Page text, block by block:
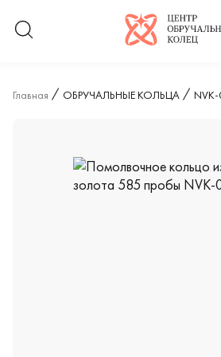
Логотип компании
Главная ОБРУЧАЛЬНЫЕ КОЛЬЦА